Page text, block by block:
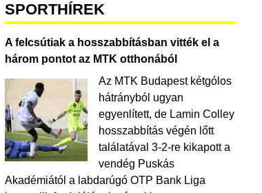
SPORTHÍREK
A felcsútiak a hosszabbításban vitték el a
három pontot az MTK otthonából
Az MTK Budapest kétgólos
hátrányból ugyan
egyenlített, de Lamin Colley
hosszabbítás végén lőtt
találatával 3-2-re kikapott a
vendég Puskás
Akadémiától a labdarúgó OTP Bank Liga